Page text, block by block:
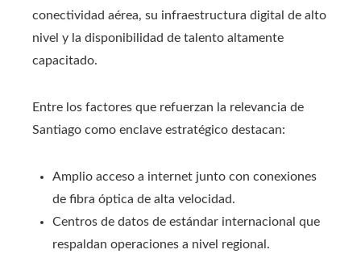
conectividad aérea, su infraestructura digital de alto
nivel y la disponibilidad de talento altamente
capacitado.
Entre los factores que refuerzan la relevancia de
Santiago como enclave estratégico destacan:
Amplio acceso a internet junto con conexiones
de fibra óptica de alta velocidad.
Centros de datos de estándar internacional que
respaldan operaciones a nivel regional.